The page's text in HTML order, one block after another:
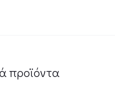
προϊόντα